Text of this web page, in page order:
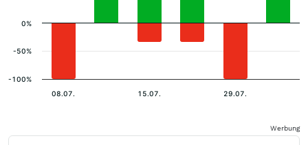
08.07. 15.07. 29.07.
-100%
-50%
0%
Werbung